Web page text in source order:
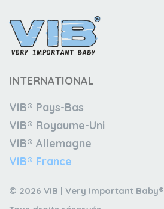
INTERNATIONAL
VIB® Pays-Bas
VIB® Royaume-Uni
VIB® Allemagne
VIB® France
© 2026 VIB | Very Important Baby®